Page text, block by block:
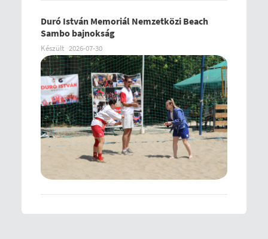
Duró István Memoriál Nemzetközi Beach
Sambo bajnokság
Készült 2026-07-30